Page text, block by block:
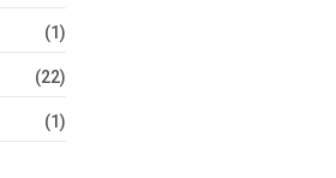
(1)
(22)
(1)